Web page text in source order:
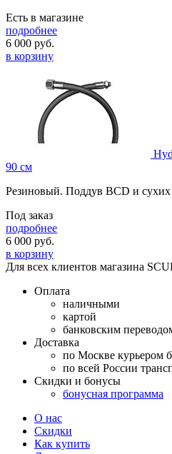
Есть в магазине
подробнее
6 000 руб.
в корзину
90 см
Резиновый. Поддув BCD и
Под заказ
подробнее
6 000 руб.
в корзину
Для всех клиентов магазина
Оплата
наличными
картой
банковским
Доставка
по Москве курьером
по всей России
Скидки и бонусы
бонусная программа
О нас
Скидки
Как купить